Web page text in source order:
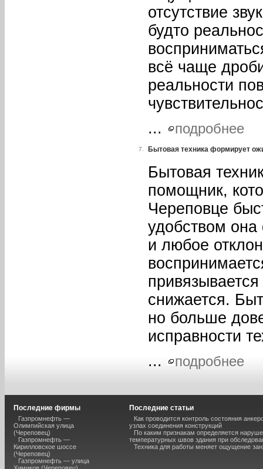
отсутствие
будто
всё чаще
реальности
...
подробнее
7. Бытовая техника формирует
Бытовая
помощник,
Череповце
удобством
и любое
снижается.
но больше
исправности
...
подробнее
Последние фирмы
Газпромнефть —
Олимпийская улица
(Череповец)
Газпромнефть —
Кирилловское шоссе
(Череповец)
Газпромнефть — улица
Последние статьи
Как проводится контроль состояния
узлах соединения конструкций
По каким признакам определяется
температурных швов здания при
Техника для работы меняет ощущение